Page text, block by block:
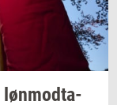
løn­mod­ta­